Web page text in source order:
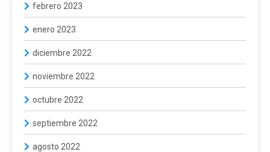
febrero 2023
enero 2023
diciembre 2022
noviembre 2022
octubre 2022
septiembre 2022
agosto 2022